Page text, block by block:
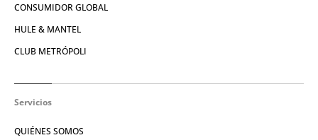
CONSUMIDOR GLOBAL
HULE & MANTEL
CLUB METRÓPOLI
Servicios
QUIÉNES SOMOS